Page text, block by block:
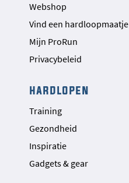
Webshop
Vind een hardloopmaatje
Mijn ProRun
Privacybeleid
hardlopen
Training
Gezondheid
Inspiratie
Gadgets & gear